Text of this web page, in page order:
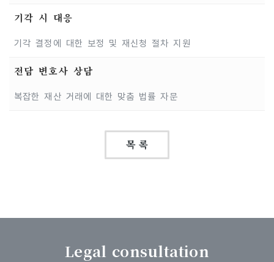
기각 시 대응
기각 결정에 대한 보정 및 재신청 절차 지원
전담 변호사 상담
복잡한 재산 거래에 대한 맞춤 법률 자문
목 록
Legal consultation